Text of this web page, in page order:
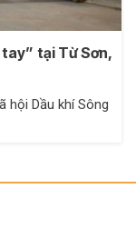
tại Từ Sơn,
hội Dầu khí Sông